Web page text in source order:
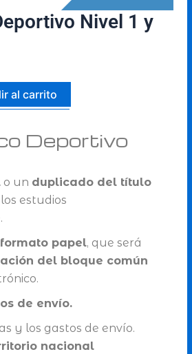
Nivel 1 y
al carrito
Deportivo
o un duplicado del título
estudios
papel, que será
del bloque común
de envío.
y los gastos de envío.
nacional